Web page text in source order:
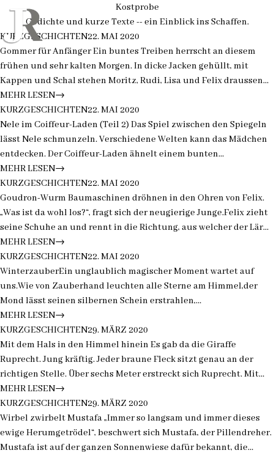
Kostprobe
Gedichte und kurze Texte -- ein Einblick ins Schaffen.
“
”
Gommer für Anfänger *Felix*Sponsoren
gesucht
KURZGESCHICHTEN22. MAI 2020
Gommer für Anfänger Ein buntes Treiben herrscht an diesem
frühen und sehr kalten Morgen. In dicke Jacken gehüllt, mit
Kappen und Schal stehen Moritz, Rudi, Lisa und Felix draussen
vor dem Auto.„Holst du noch die Skier aus dem Keller und
bindest sie auf den Dachträger?“, trägt…
MEHR LESEN→
“
”
Nele bärenstark beim Coiffeur *Sponsoren
gesucht*
KURZGESCHICHTEN22. MAI 2020
Nele im Coiffeur-Laden (Teil 2) Das Spiel zwischen den Spiegeln
lässt Nele schmunzeln. Verschiedene Welten kann das Mädchen
entdecken. Der Coiffeur-Laden ähnelt einem bunten
Süsswarengeschäft. Neles Blicke Wandern! Mit dem Vater hat
Nele heute einen Haarschneidetermin. Die…
MEHR LESEN→
“
”
Der Goudron-Wurm * Felix* Sponsoren
gesucht“
KURZGESCHICHTEN22. MAI 2020
Goudron-Wurm Baumaschinen dröhnen in den Ohren von Felix.
„Was ist da wohl los?“, fragt sich der neugierige Junge.Felix zieht
seine Schuhe an und rennt in die Richtung, aus welcher der Lärm
kommt. Felix entdeckt Bauarbeiten an der Hauptstrasse ins Dorf.
Die Strasse ist…
MEHR LESEN→
“
”
Winterzauber *Felix* Sponsoren gesucht*
KURZGESCHICHTEN22. MAI 2020
WinterzauberEin unglaublich magischer Moment wartet auf
uns.Wie von Zauberhand leuchten alle Sterne am Himmel,der
Mond lässt seinen silbernen Schein erstrahlen,
dieSternschnuppen geben ihre Wünsche frei,es glitzert, haucht,
knistert, lachtund mitten drin in diesem…
MEHR LESEN→
“
”
Mit dem Hals in den Himmel hinein
*Sponsoren gesucht*
KURZGESCHICHTEN29. MÄRZ 2020
Mit dem Hals in den Himmel hinein Es gab da die Giraffe
Ruprecht. Jung kräftig. Jeder braune Fleck sitzt genau an der
richtigen Stelle. Über sechs Meter erstreckt sich Ruprecht. Mit
seinem langen, langen, «Atempause» langen Hals überragt er alle
Tiere der Savanne. Ruprecht…
MEHR LESEN→
Wirbel zwirbel Mustafa *Sponsoren
gesucht*
KURZGESCHICHTEN29. MÄRZ 2020
Wirbel zwirbelt Mustafa „Immer so langsam und immer dieses
ewige Herumgetrödel“, beschwert sich Mustafa, der Pillendreher.
Mustafa ist auf der ganzen Sonnenwiese dafür bekannt, die